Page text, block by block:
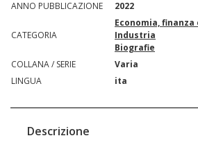
ANNO PUBBLICAZIONE
2022
CATEGORIA
Economia,
Industria
Biografie
COLLANA / SERIE
Varia
LINGUA
ita
Descrizione